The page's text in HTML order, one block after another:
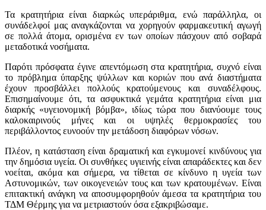
Τα κρατητήρια είναι διαρκώς υπεράριθμα, ενώ παράλληλα, οι
συνάδελφοί μας αναγκάζονται να χορηγούν φαρμακευτική αγωγή
σε πολλά άτομα, ορισμένα εν των οποίων πάσχουν από σοβαρά
μεταδοτικά νοσήματα.
Παρότι πρόσφατα έγινε απεντόμωση στα κρατητήρια, συχνό είναι
το πρόβλημα ύπαρξης ψύλλων και κοριών που ανά διαστήματα
έχουν προσβάλλει πολλούς κρατούμενους και συναδέλφους.
Επισημαίνουμε ότι, τα ασφυκτικά γεμάτα κρατητήρια είναι μια
διαρκής «υγειονομική βόμβα», ιδίως τώρα που διανύουμε τους
καλοκαιρινούς μήνες και οι υψηλές θερμοκρασίες του
περιβάλλοντος ευνοούν την μετάδοση διαφόρων νόσων.
Πλέον, η κατάσταση είναι δραματική και εγκυμονεί κινδύνους για
την δημόσια υγεία. Οι συνθήκες υγιεινής είναι απαράδεκτες και δεν
νοείται, ακόμα και σήμερα, να τίθεται σε κίνδυνο η υγεία των
Αστυνομικών, των οικογενειών τους και των κρατουμένων. Είναι
επιτακτική ανάγκη να αποσυμφορηθούν άμεσα τα κρατητήρια του
ΤΔΜ Θέρμης για να μετριαστούν όσα εξακριβώσαμε.